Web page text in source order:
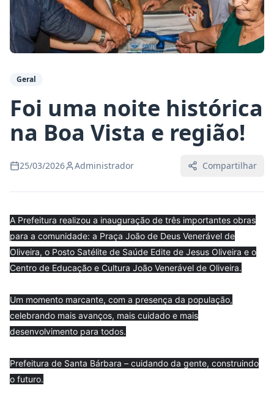
Geral
Foi uma noite histórica
na Boa Vista e região!
25/03/2026 Administrador Compartilhar
A Prefeitura realizou a inauguração de três importantes obras
para a comunidade: a Praça João de Deus Venerável de
Oliveira, o Posto Satélite de Saúde Edite de Jesus Oliveira e o
Centro de Educação e Cultura João Venerável de Oliveira.
Um momento marcante, com a presença da população,
celebrando mais avanços, mais cuidado e mais
desenvolvimento para todos.
Prefeitura de Santa Bárbara – cuidando da gente, construindo
o futuro.